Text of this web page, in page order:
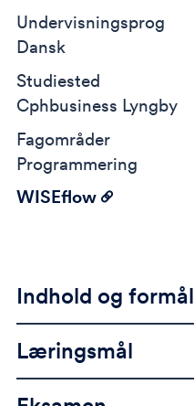
Undervisningsprog
Dansk
Studiested
Cphbusiness Lyngby
Fagområder
Programmering
WISEflow
Indhold og formål
Læringsmål